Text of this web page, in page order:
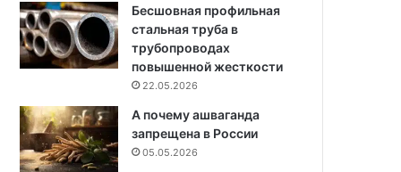
Бесшовная профильная
стальная труба в
трубопроводах
повышенной жесткости
22.05.2026
А почему ашваганда
запрещена в России
05.05.2026